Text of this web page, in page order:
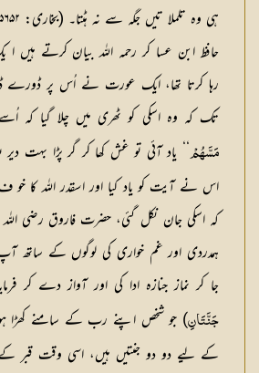
ہی وہ تلملا تیں جگہ سے نہ ہٹتا۔ (بخاری: ۵۶۵۲، مسلم: ۲۵۷۶)
حافظ ابن عسا کر رحمہ اللہ بیان کرتے ہیں ا
رہا کرتا تھا، ایک عورت نے اُس پر ڈورے
تک کہ وہ اسکی کو ٹھری میں چلا گیا کہ
مَسَّھُمْ
‘‘ یاد آئی تو غش کھا کر گر پڑا بہت
اس نے آیت کو یاد کیا اور اسقدر اللہ کا
کہ اسکی جان نکل گئی، حضرت فاروق رضی
ہمدردی اور غم خواری کی لوگوں کے ساتھ
جا کر نماز جنازہ ادا کی اور آواز دے کر
جَنَّتَانِ) جو شخص اپنے رب کے سامنے
کے لیے دو دو جنتیں ہیں، اسی وقت قبر